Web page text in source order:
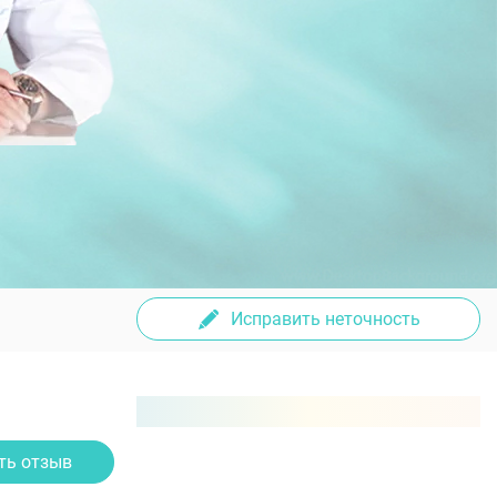
Исправить неточность
отзыв